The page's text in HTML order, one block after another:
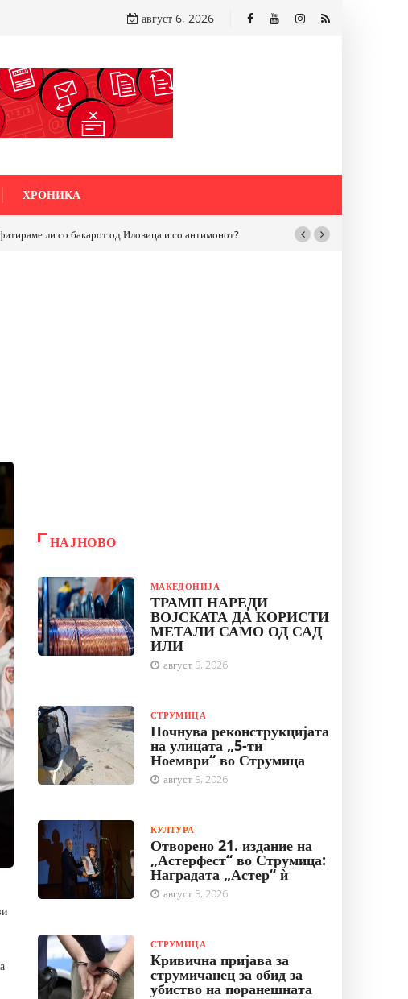
август 6, 2026
ХРОНИКА
со бакарот од Иловица и со антимонот?Почнува реконструкцијата на
НАЈНОВО
МАКЕДОНИЈА
ТРАМП НАРЕДИ
ВОЈСКАТА ДА КОРИСТИ
МЕТАЛИ САМО ОД САД
ИЛИ
август 5, 2026
СТРУМИЦА
Почнува реконструкцијата
на улицата „5-ти
Ноември“ во Струмица
август 5, 2026
КУЛТУРА
Отворено 21. издание на
„Астерфест“ во Струмица:
Наградата „Астер“ ѝ
август 5, 2026
СТРУМИЦА
Кривична пријава за
струмичанец за обид за
убиство на поранешната